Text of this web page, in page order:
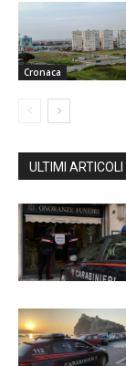
Cronaca
ULTIMI ARTICOLI